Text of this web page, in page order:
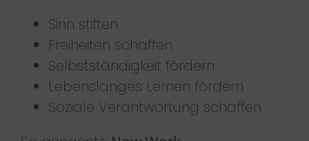
Sinn stiften
Freiheiten schaffen
Selbstständigkeit fördern
Lebenslanges Lernen fördern
Soziale Verantwortung schaffen